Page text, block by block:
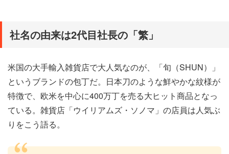
社名の由来は2代目社長の「繁」
米国の大手輸入雑貨店で大人気なのが、「旬（SHUN）」
というブランドの包丁だ。日本刀のような鮮やかな紋様が
特徴で、欧米を中心に400万丁を売る大ヒット商品となっ
ている。雑貨店「ウイリアムズ・ソノマ」の店員は人気ぶ
りをこう語る。